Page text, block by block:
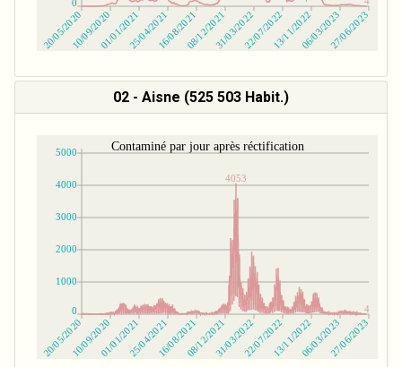
02 - Aisne (525 503 Habit.)